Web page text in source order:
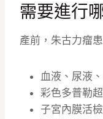
需要進行
產前，朱古力瘤
血液、尿液
彩色多普勒
子宮內膜活